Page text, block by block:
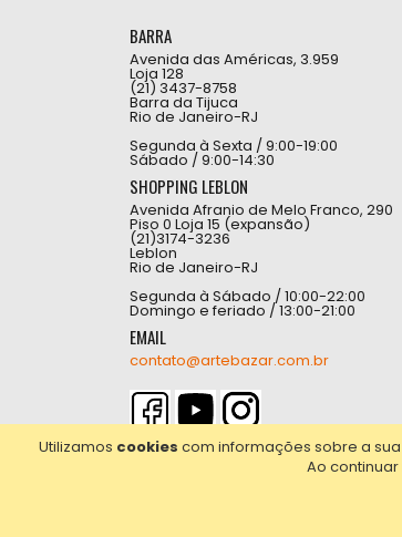
Utilizamos cookies com informações sobre a
Ao
BARRA
Avenida das Américas, 3.959
Loja 128
(21) 3437-8758
Barra da Tijuca
Rio de Janeiro-RJ
Segunda à Sexta / 9:00-19:00
Sábado / 9:00-14:30
SHOPPING LEBLON
Avenida Afranio de Melo Franco, 290
Piso 0 Loja 15 (expansão)
(21)3174-3236
Leblon
Rio de Janeiro-RJ
Segunda à Sábado / 10:00-22:00
Domingo e feriado / 13:00-21:00
EMAIL
contato@artebazar.com.br
2021© Copyright Poligrafica Bazar